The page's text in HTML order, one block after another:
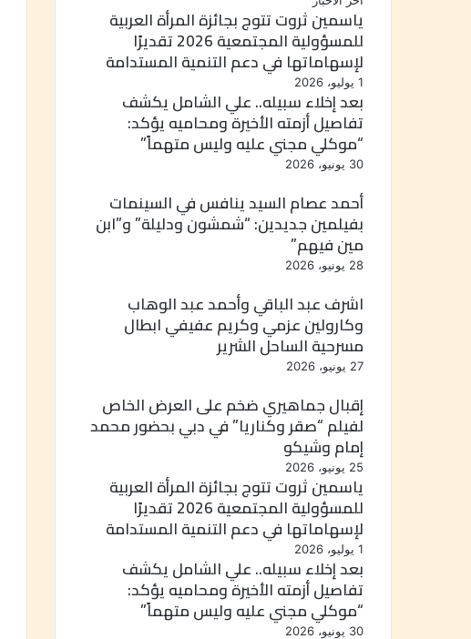
ياسمين ثروت تتوج بجائزة المرأة العربية
للمسؤولية المجتمعية 2026 تقديرًا
لإسهاماتها في دعم التنمية المستدامة
1 يوليو، 2026
بعد إخلاء سبيله.. علي الشامل يكشف
تفاصيل أزمته الأخيرة ومحاميه يؤكد:
“موكلي مجني عليه وليس متهماً”
30 يونيو، 2026
أحمد عصام السيد ينافس في السينمات
بفيلمين جديدين: “شمشون ودليلة” و”ابن
مين فيهم”
28 يونيو، 2026
اشرف عبد الباقي وأحمد عبد الوهاب
وكارولين عزمي وكريم عفيفي ابطال
مسرحية الساحل الشرير
27 يونيو، 2026
إقبال جماهيري ضخم على العرض الخاص
لفيلم “صقر وكناريا” في دبي بحضور محمد
إمام وشيكو
25 يونيو، 2026
ياسمين ثروت تتوج بجائزة المرأة العربية
للمسؤولية المجتمعية 2026 تقديرًا
لإسهاماتها في دعم التنمية المستدامة
1 يوليو، 2026
بعد إخلاء سبيله.. علي الشامل يكشف
تفاصيل أزمته الأخيرة ومحاميه يؤكد:
“موكلي مجني عليه وليس متهماً”
30 يونيو، 2026